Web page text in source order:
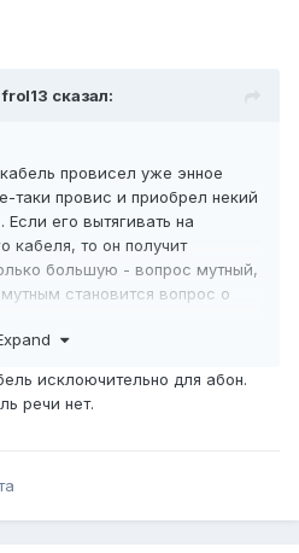
frol13 сказал:
провисел уже энное
таки провис и приобрел некий
Если его вытягивать на
кабеля, то он получит
большую - вопрос мутный,
становится вопрос о
исклоючительно для абон.
речи нет.